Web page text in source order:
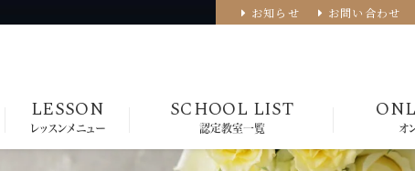
お知らせ お問い合わせ
LESSON
レッスンメニュー
SCHOOL LIST
認定教室一覧 オ